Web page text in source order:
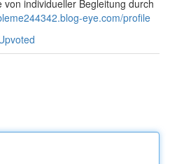
individueller Begleitung durch
eye.com/profile